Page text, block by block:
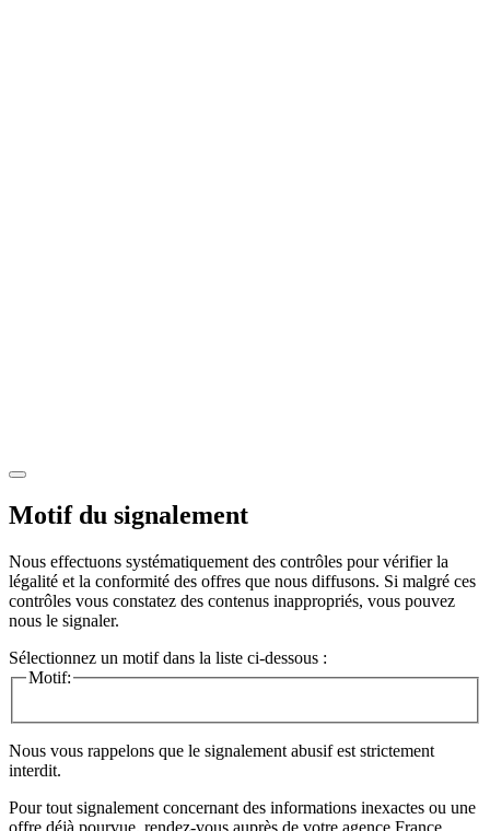
Motif du signalement
Nous effectuons systématiquement des contrôles pour vérifier la
légalité et la conformité des offres que nous diffusons. Si malgré ces
contrôles vous constatez des contenus inappropriés, vous pouvez
nous le signaler.
Sélectionnez un motif dans la liste ci-dessous :
Motif:
Nous vous rappelons que le signalement abusif est strictement
interdit.
Pour tout signalement concernant des informations inexactes ou une